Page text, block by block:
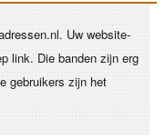
Uw website-
link. Die banden zijn erg
gebruikers zijn het